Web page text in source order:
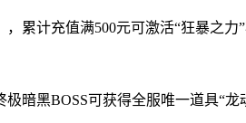
累计充值满500元可激活“狂暴之
暗黑BOSS可获得全服唯一道具“